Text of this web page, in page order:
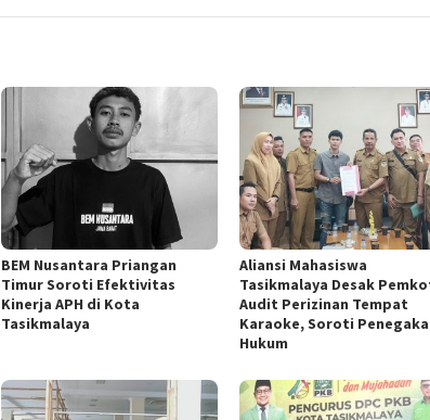
BEM Nusantara Priangan
Timur Soroti Efektivitas
Kinerja APH di Kota
Tasikmalaya
Aliansi Mahasiswa
Tasikmalaya Desak
Audit Perizinan Tempat
Karaoke, Soroti
Hukum